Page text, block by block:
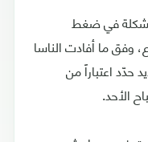
مشكلة في ضغط
وفق ما أفادت الناسا
اعتباراً من